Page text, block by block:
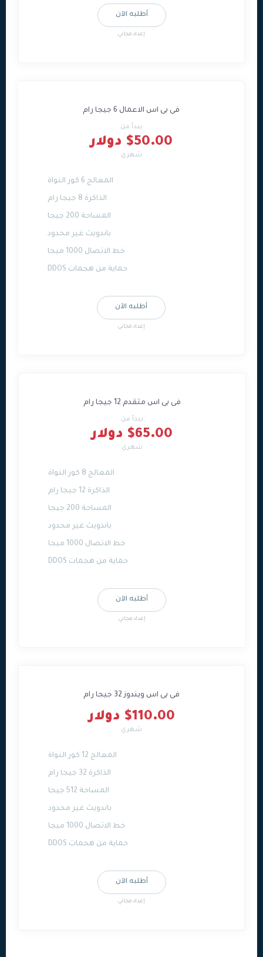
أطلبه الآن
إعداد مجاني
فى بى اس الاعمال 6 جيجا رام
يبدأ من
$50.00 دولار
شهري
المعالج 6 كور النواة
الذاكرة 8 جيجا رام
المساحة 200 جيجا
باندويث غير محدود
خط الاتصال 1000 ميجا
حماية من هجمات DDOS
أطلبه الآن
إعداد مجاني
فى بى اس متقدم 12 جيجا رام
يبدأ من
$65.00 دولار
شهري
المعالج 8 كور النواة
الذاكرة 12 جيجا رام
المساحة 200 جيجا
باندويث غير محدود
خط الاتصال 1000 ميجا
حماية من هجمات DDOS
أطلبه الآن
إعداد مجاني
فى بى اس ويندوز 32 جيجا رام
$110.00 دولار
شهري
المعالج 12 كور النواة
الذاكرة 32 جيجا رام
المساحة 512 جيجا
باندويث غير محدود
خط الاتصال 1000 ميجا
حماية من هجمات DDOS
أطلبه الآن
إعداد مجاني